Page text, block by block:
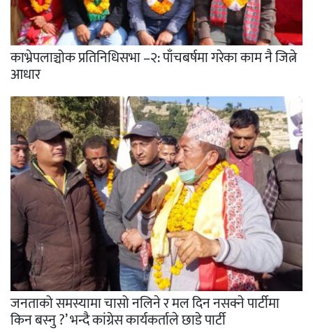
काभ्रेपलाञ्चोक प्रतिनिधिसभा –२: पाँचबर्षमा गरेका काम नै जित्ने
आधार
जनताको समस्यामा चासो नलिने र मल दिन नसक्ने पार्टीमा
किन बस्नु ?’ भन्दै कांग्रेस कार्यकर्ताले छाडे पार्टी